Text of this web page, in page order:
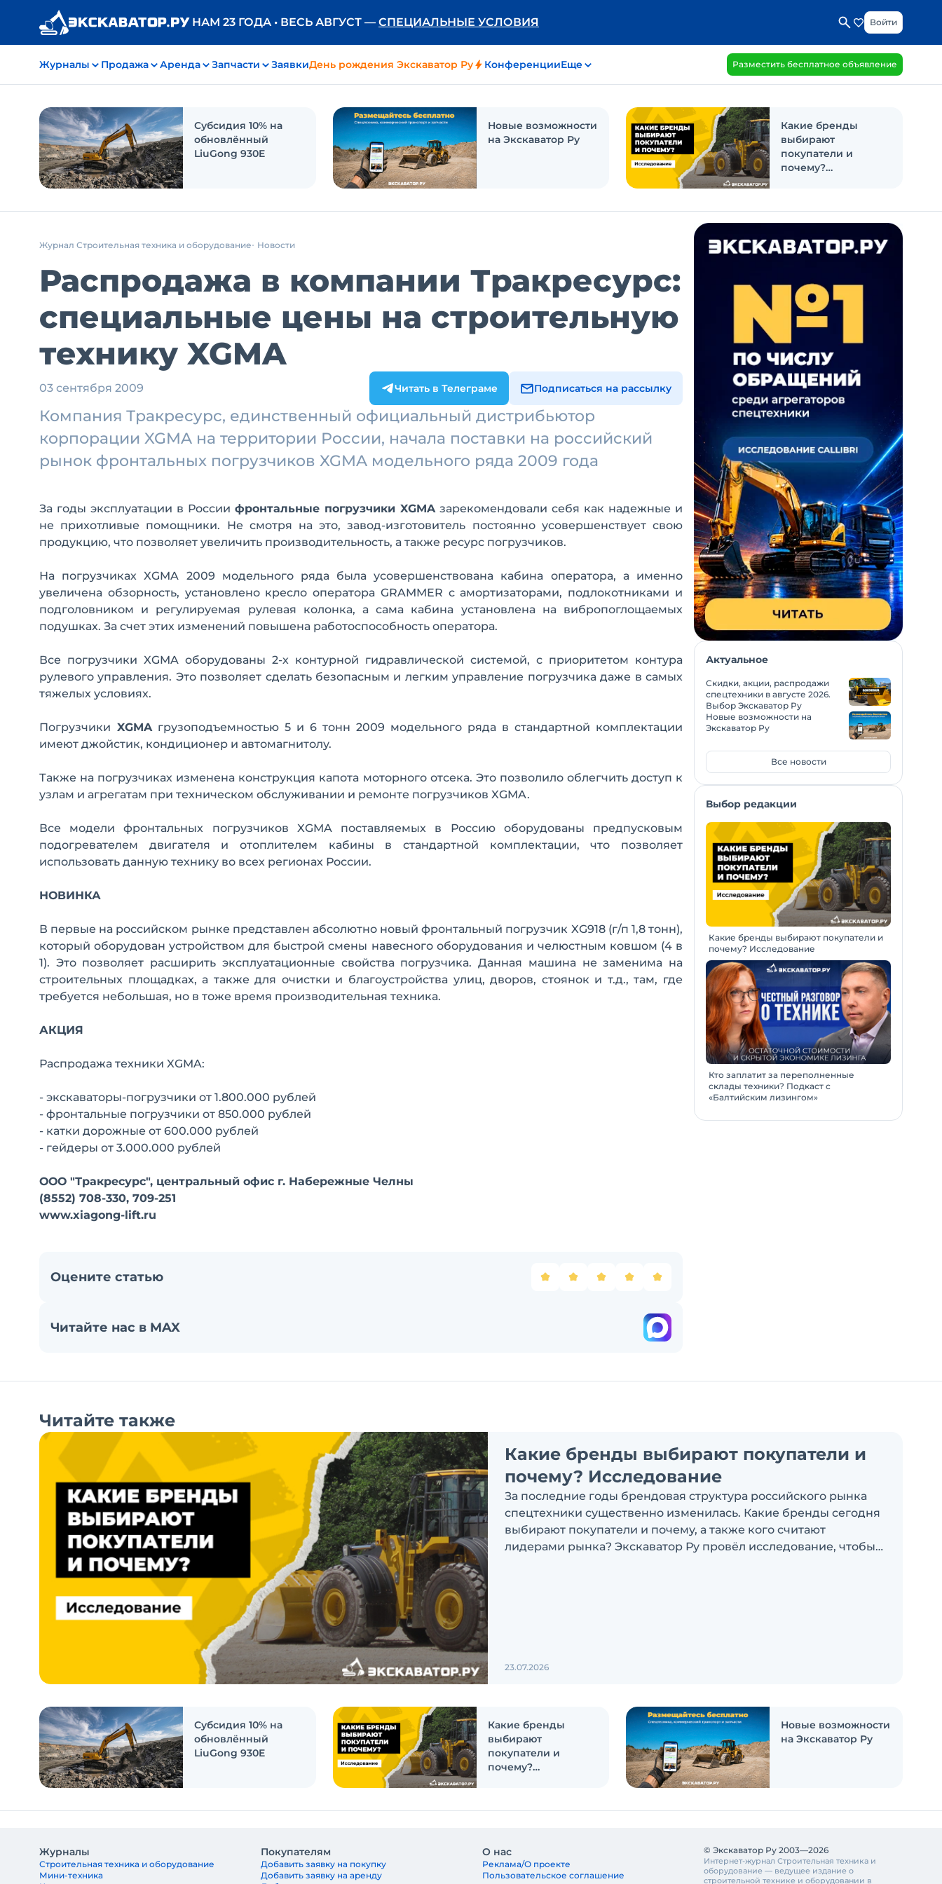
НАМ 23 ГОДА • ВЕСЬ АВГУСТ — СПЕЦИАЛЬНЫЕ УСЛОВИЯ Войти
Журналы Продажа Аренда Запчасти ЗаявкиДень рождения Экскаватор Ру КонференцииЕще Разместить бесплатное объявление
Субсидия 10% на
обновлённый
LiuGong 930E
Новые возможности
на Экскаватор Ру
Какие бренды
выбирают
покупатели и
почему?
Журнал Строительная техника и оборудование Новости
Распродажа в компании Тракресурс:
специальные цены на строительную
технику XGMA
03 сентября 2009 Читать в Телеграме Подписаться на рассылку
Компания Тракресурс, единственный официальный дистрибьютор
корпорации XGMA на территории России, начала поставки на российский
рынок фронтальных погрузчиков XGMA модельного ряда 2009 года
За годы эксплуатации в России фронтальные погрузчики XGMAзарекомендовали себя как надежные и
не прихотливые помощники. Не смотря на это, завод-изготовитель постоянно усовершенствует свою
продукцию, что позволяет увеличить производительность, а также ресурс погрузчиков.
На погрузчиках XGMA 2009 модельного ряда была усовершенствована кабина оператора, а именно
увеличена обзорность, установлено кресло оператора GRAMMER с амортизаторами, подлокотниками и
подголовником и регулируемая рулевая колонка, а сама кабина установлена на вибропоглощаемых
подушках. За счет этих изменений повышена работоспособность оператора.
Все погрузчики XGMA оборудованы 2-х контурной гидравлической системой, с приоритетом контура
рулевого управления. Это позволяет сделать безопасным и легким управление погрузчика даже в самых
тяжелых условиях.
Погрузчики XGMAгрузоподъемностью 5 и 6 тонн 2009 модельного ряда в стандартной комплектации
имеют джойстик, кондиционер и автомагнитолу.
Также на погрузчиках изменена конструкция капота моторного отсека. Это позволило облегчить доступ к
узлам и агрегатам при техническом обслуживании и ремонте погрузчиков XGMA.
Все модели фронтальных погрузчиков XGMA поставляемых в Россию оборудованы предпусковым
подогревателем двигателя и отоплителем кабины в стандартной комплектации, что позволяет
использовать данную технику во всех регионах России.
НОВИНКА
В первые на российском рынке представлен абсолютно новый фронтальный погрузчик XG918 (г/п 1,8 тонн),
который оборудован устройством для быстрой смены навесного оборудования и челюстным ковшом (4 в
1). Это позволяет расширить эксплуатационные свойства погрузчика. Данная машина не заменима на
строительных площадках, а также для очистки и благоустройства улиц, дворов, стоянок и т.д., там, где
требуется небольшая, но в тоже время производительная техника.
АКЦИЯ
Распродажа техники XGMA:
- экскаваторы-погрузчики от 1.800.000 рублей
- фронтальные погрузчики от 850.000 рублей
- катки дорожные от 600.000 рублей
- гейдеры от 3.000.000 рублей
ООО "Тракресурс", центральный офис г. Набережные Челны
(8552) 708-330, 709-251
www.xiagong-lift.ru
Оцените статью
Читайте нас в MAX
Актуальное
Скидки, акции, распродажи
спецтехники в августе 2026.
Выбор Экскаватор Ру
Новые возможности на
Экскаватор Ру
Все новости
Выбор редакции
Какие бренды выбирают покупатели и
почему? Исследование
Кто заплатит за переполненные
склады техники? Подкаст с
«Балтийским лизингом»
Читайте также
Какие бренды выбирают покупатели и
почему? Исследование
За последние годы брендовая структура российского рынка
спецтехники существенно изменилась. Какие бренды сегодня
выбирают покупатели и почему, а также кого считают
лидерами рынка? Экскаватор Ру провёл исследование, чтобы
23.07.2026
Субсидия 10% на
обновлённый
LiuGong 930E
Какие бренды
выбирают
покупатели и
почему?
Новые возможности
на Экскаватор Ру
Журналы
Строительная техника и оборудование
Мини-техника
Покупателям
Добавить заявку на покупку
Добавить заявку на аренду
О нас
Реклама/О проекте
Пользовательское соглашение
© Экскаватор Ру 2003—2026
Интернет-журнал Строительная техника и
оборудование — ведущее издание о
строительной технике и оборудовании в